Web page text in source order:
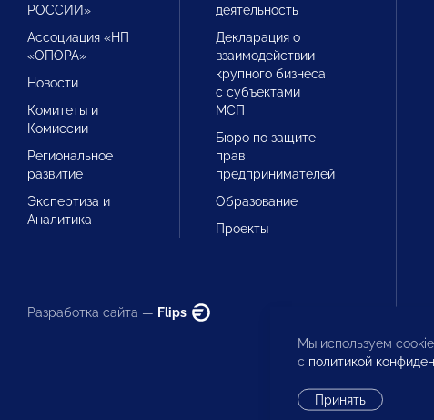
РОССИИ»
Ассоциация «НП
«ОПОРА»
Новости
Комитеты и
Комиссии
Региональное
развитие
Экспертиза и
Аналитика
деятельность
Декларация о
взаимодействии
крупного бизнеса
с субъектами
МСП
Бюро по защите
прав
предпринимателей
Образование
Проекты
Разработка сайта — Flips
Мы используем
с политикой
Принять